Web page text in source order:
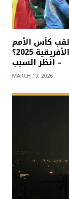
كأس الأمم
الأفريقية 2025؟ CAF يمنح المغرب الفوز المفاجئ 3-0
– انظر السبب
MARCH 19, 2026